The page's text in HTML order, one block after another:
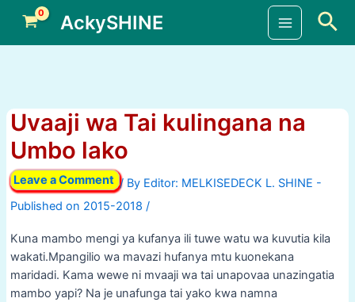
content
AckySHINE
Main
Uvaaji wa Tai kulingana na
Umbo lako
Leave a Comment / By
/
Kuna mambo mengi ya kufanya ili tuwe watu wa kuvutia kila
wakati.Mpangilio wa mavazi hufanya mtu kuonekana
maridadi. Kama wewe ni mvaaji wa tai unapovaa unazingatia
mambo yapi? Na je unafunga tai yako kwa namna